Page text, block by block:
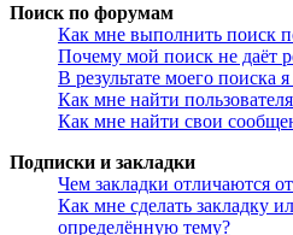
Поиск по форумам
Как мне выполнить поиск
Почему мой поиск не даёт
В результате моего поиска
Как мне найти
Как мне найти свои
Подписки и закладки
Чем закладки отличаются
Как мне сделать закладку
определённую тему?